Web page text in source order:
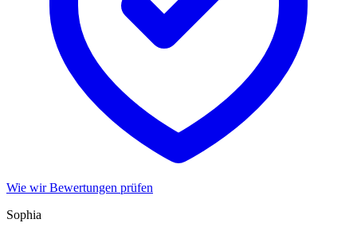
Wie wir Bewertungen prüfen
Sophia